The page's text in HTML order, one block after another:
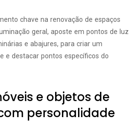
chave na renovação de espaços
geral, aposte em pontos de luz
e abajures, para criar um
e destacar pontos específicos do
e objetos de
personalidade